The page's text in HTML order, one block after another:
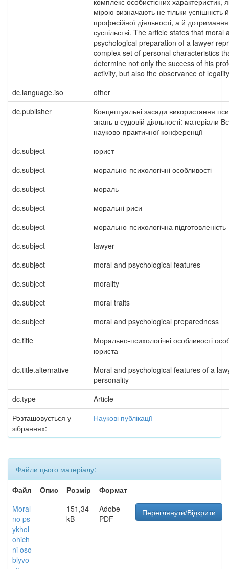
мірою визначають не тільки успішність
професійної діяльності, а й дотримання
суспільстві. The article states that moral
psychological preparation of a lawyer
complex set of personal characteristics
determine not only the success of his
activity, but also the observance of
dc.language.iso
other
dc.publisher
Концептуальні засади використання
знань в судовій діяльності: матеріали
науково-практичної конференції
dc.subject
юрист
dc.subject
морально-психологічні особливості
dc.subject
мораль
dc.subject
моральні риси
dc.subject
морально-психологічна підготовленість
dc.subject
lawyer
dc.subject
moral and psychological features
dc.subject
morality
dc.subject
moral traits
dc.subject
moral and psychological preparedness
dc.title
Морально-психологічні особливості
юриста
dc.title.alternative
Moral and psychological features of a
personality
dc.type
Article
Розташовується у
зібраннях:
Наукові публікації
Файли цього матеріалу:
Файл
Опис Розмір
Формат
Moral
no ps
ykhol
ohich
ni oso
blyvo
151,34
kB
Adobe
PDF
Переглянути/Відкрити